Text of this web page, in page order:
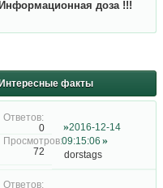
доза !!!
факты
0
72
2016-12-14
09:15:06
dorstags